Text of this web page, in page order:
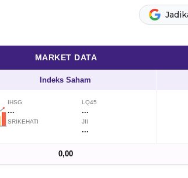
MARKET DATA
Indeks Saham
IHSG
...
LQ45
...
SRIKEHATI JII
...
0,00